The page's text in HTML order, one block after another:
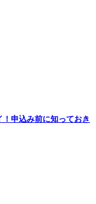
申込み前に知っておき